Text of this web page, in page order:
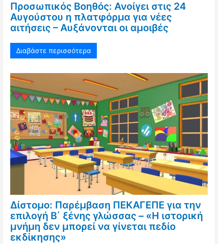
Προσωπικός Βοηθός: Ανοίγει στις 24
Αυγούστου η πλατφόρμα για νέες
αιτήσεις – Αυξάνονται οι αμοιβές
Διαβάστε περισσότερα
Δίστομο: Παρέμβαση ΠΕΚΑΓΕΠΕ για την
επιλογή Β΄ ξένης γλώσσας – «Η ιστορική
μνήμη δεν μπορεί να γίνεται πεδίο
εκδίκησης»